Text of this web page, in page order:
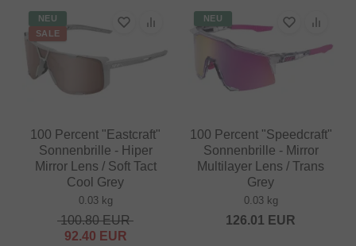
NEU
SALE
100 Percent "Eastcraft"
Sonnenbrille - Hiper
Mirror Lens / Soft Tact
Cool Grey
0.03 kg
100.80EUR
92.40 EUR
NEU
100 Percent "Speedcraft"
Sonnenbrille - Mirror
Multilayer Lens / Trans
Grey
0.03 kg
126.01 EUR